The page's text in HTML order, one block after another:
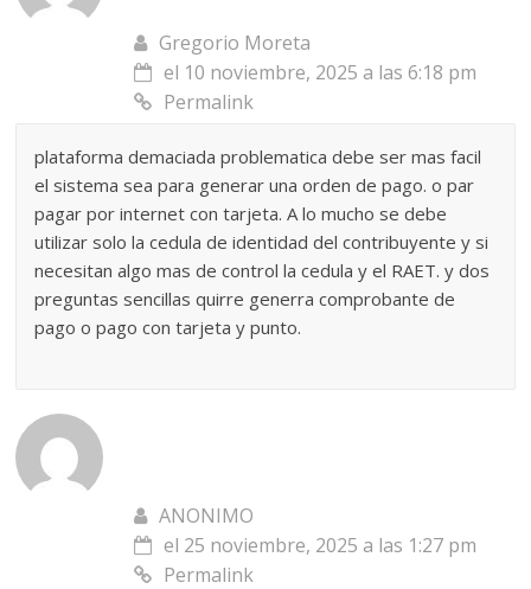
Gregorio Moreta
el 10 noviembre, 2025 a las 6:18 pm
Permalink
plataforma demaciada problematica debe ser mas facil
el sistema sea para generar una orden de pago. o par
pagar por internet con tarjeta. A lo mucho se debe
utilizar solo la cedula de identidad del contribuyente y si
necesitan algo mas de control la cedula y el RAET. y dos
preguntas sencillas quirre generra comprobante de
pago o pago con tarjeta y punto.
ANONIMO
el 25 noviembre, 2025 a las 1:27 pm
Permalink